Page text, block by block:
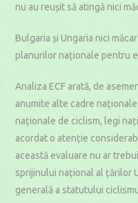
nu au reușit să atingă nici
Bulgaria și Ungaria nici
planurilor naționale pentru
Analiza ECF arată, de
anumite alte cadre
naționale de ciclism, legi
acordat o atenție
această evaluare nu ar
sprijinului național al țărilor
generală a statutului